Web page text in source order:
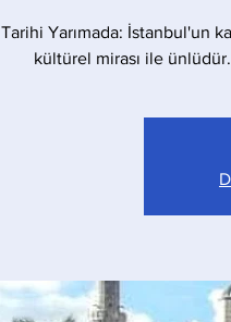
Tarihi Yarımada: İstanbul'un
kültürel mirası ile